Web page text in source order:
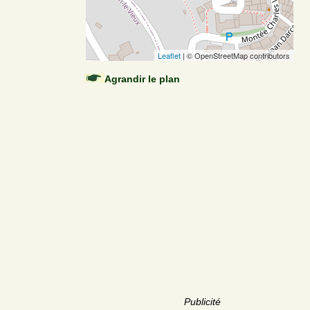
Leaflet | © OpenStreetMap contributors
Agrandir le plan
Publicité